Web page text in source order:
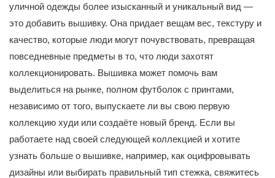
уличной одежды более изысканный и уникальный вид —
это добавить вышивку. Она придает вещам вес, текстуру и
качество, которые люди могут почувствовать, превращая
повседневные предметы в то, что люди захотят
коллекционировать. Вышивка может помочь вам
выделиться на рынке, полном футболок с принтами,
независимо от того, выпускаете ли вы свою первую
коллекцию худи или создаёте новый бренд. Если вы
работаете над своей следующей коллекцией и хотите
узнать больше о вышивке, например, как оцифровывать
дизайны или выбирать правильный тип стежка, свяжитесь